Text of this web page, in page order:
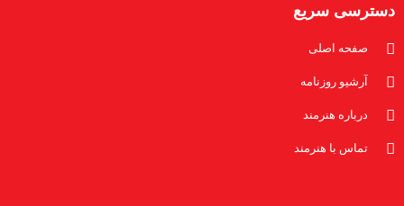
دسترسی سریع
صفحه اصلی
آرشیو روزنامه
درباره هنرمند
تماس با هنرمند